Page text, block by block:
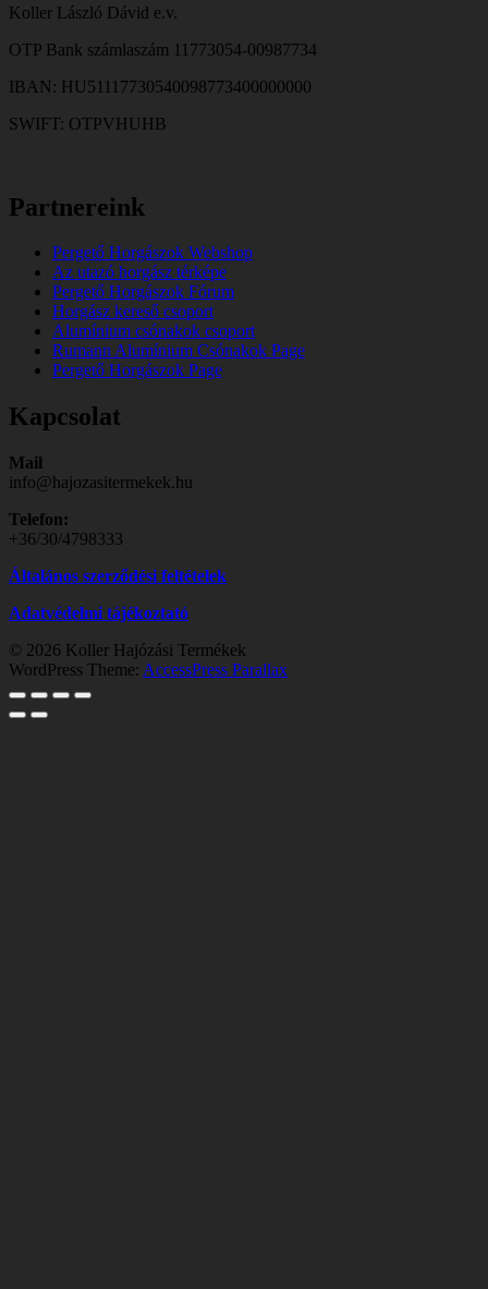
Koller László Dávid e.v.
OTP Bank számlaszám 11773054-00987734
IBAN: HU51117730540098773400000000
SWIFT: OTPVHUHB
Partnereink
Pergető Horgászok Webshop
Az utazó horgász térképe
Pergető Horgászok Fórum
Horgász kereső csoport
Alumínium csónakok csoport
Rumann Alumínium Csónakok Page
Pergető Horgászok Page
Kapcsolat
Mail
info@hajozasitermekek.hu
Telefon:
+36/30/4798333
Általános szerződési feltételek
Adatvédelmi tájékoztató
© 2026 Koller Hajózási Termékek
WordPress Theme: AccessPress Parallax